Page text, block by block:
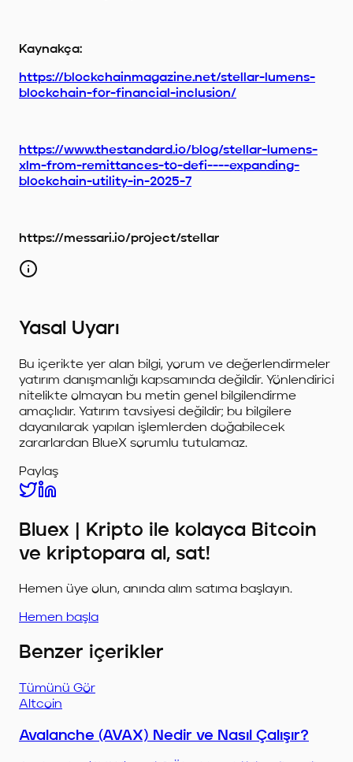
Kaynakça:
https://blockchainmagazine.net/stellar-lumens-
blockchain-for-financial-inclusion/
https://www.thestandard.io/blog/stellar-lumens-
xlm-from-remittances-to-defi----expanding-
blockchain-utility-in-2025-7
https://messari.io/project/stellar
Yasal Uyarı
Bu içerikte yer alan bilgi, yorum ve değerlendirmeler
yatırım danışmanlığı kapsamında değildir. Yönlendirici
nitelikte olmayan bu metin genel bilgilendirme
amaçlıdır. Yatırım tavsiyesi değildir; bu bilgilere
dayanılarak yapılan işlemlerden doğabilecek
zararlardan BlueX sorumlu tutulamaz.
Paylaş
Bluex | Kripto ile kolayca Bitcoin
ve kriptopara al, sat!
Hemen üye olun, anında alım satıma başlayın.
Hemen başla
Benzer içerikler
Tümünü Gör
Altcoin
Avalanche (AVAX) Nedir ve Nasıl Çalışır?